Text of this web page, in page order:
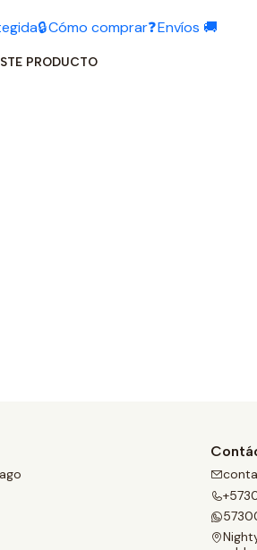
Cómo comprar❓Envíos 🚚
PRODUCTO